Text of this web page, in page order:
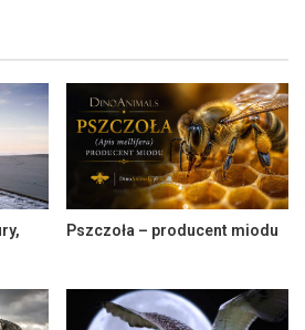
Pszczoła – producent miodu